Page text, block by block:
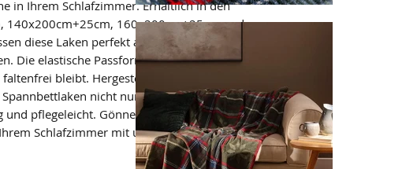
in Ihrem Schlafzimmer. Erhältlich in den
140x200cm+25cm, 160x200cm+25cm und
diese Laken perfekt auf Ihre Matratze und
Die elastische Passform sorgt dafür, dass das
bleibt. Hergestellt aus hochwertigen
nicht nur schön anzusehen,
pflegeleicht. Gönnen Sie sich ein Stück
Schlafzimmer mit unseren Musselin